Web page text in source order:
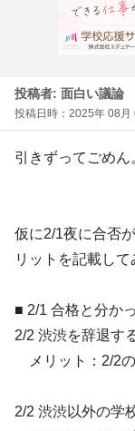
投稿者: 面白い議論
投稿日時：2025年 08月
引きずってごめん
仮に2/1夜に合否
リットを記載して
■ 2/1 合格と分か
2/2 渋渋を辞退す
メリット：2/2
2/2 渋渋以外の学